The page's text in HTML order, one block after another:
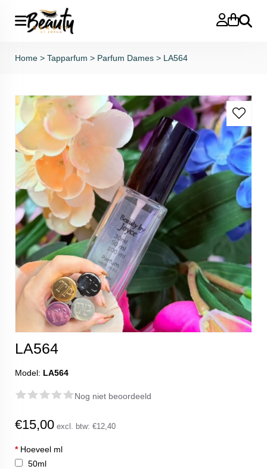
Zoeken
Home > Tapparfum > Parfum Dames > LA564
LA564
Model: LA564
Nog niet beoordeeld
€15,00 excl. btw: €12,40
*Hoeveel ml
50ml